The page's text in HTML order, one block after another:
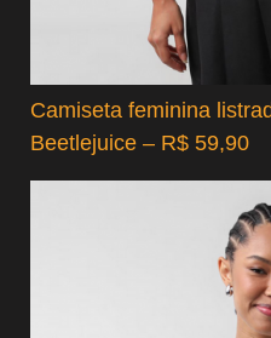
Camiseta feminina
Beetlejuice – R$ 59,90